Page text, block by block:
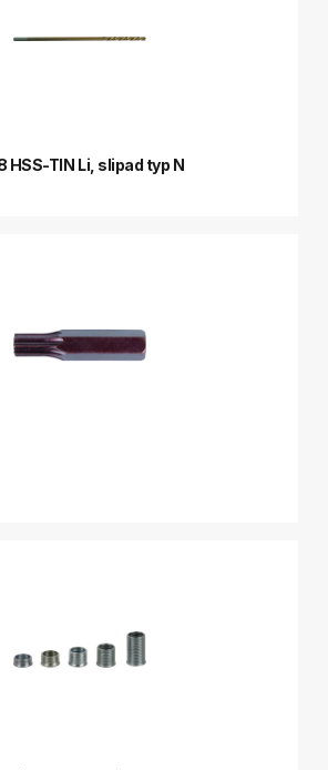
HSS-TIN Li, slipad typ N